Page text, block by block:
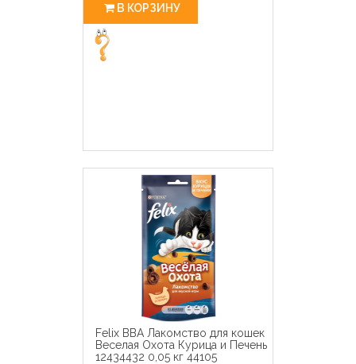
В КОРЗИНУ
Felix ВВА Лакомство для кошек
Веселая Охота Курица и Печень
12434432 0,05 кг 44105